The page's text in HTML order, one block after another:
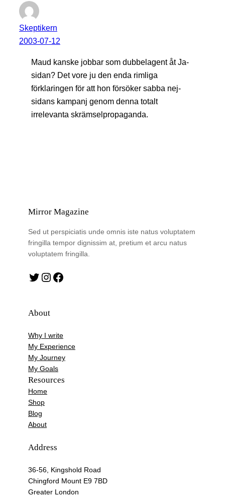
Skeptikern
2003-07-12
Maud kanske jobbar som dubbelagent åt Ja-
sidan? Det vore ju den enda rimliga
förklaringen för att hon försöker sabba nej-
sidans kampanj genom denna totalt
irrelevanta skrämselpropaganda.
Mirror Magazine
Sed ut perspiciatis unde omnis iste natus voluptatem
fringilla tempor dignissim at, pretium et arcu natus
voluptatem fringilla.
Twitter Instagram Facebook
About
Why I write
My Experience
My Journey
My Goals
Resources
Home
Shop
Blog
About
Address
36-56, Kingshold Road
Chingford Mount E9 7BD
Greater London